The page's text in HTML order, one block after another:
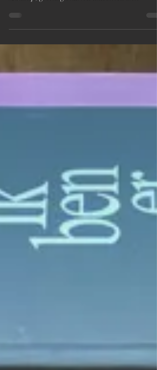
M.Snoep, gevraagd om een kunstwerk te
realiseren...